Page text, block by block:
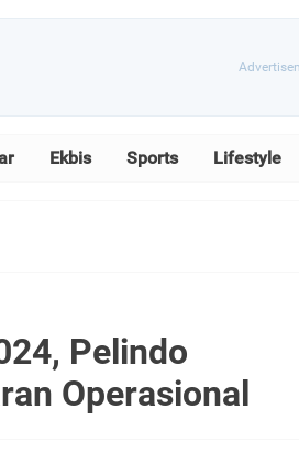
Ekbis Sports Lifestyle
Pelindo
Operasional